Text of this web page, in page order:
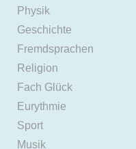
Physik
Geschichte
Fremdsprachen
Religion
Fach Glück
Eurythmie
Sport
Musik